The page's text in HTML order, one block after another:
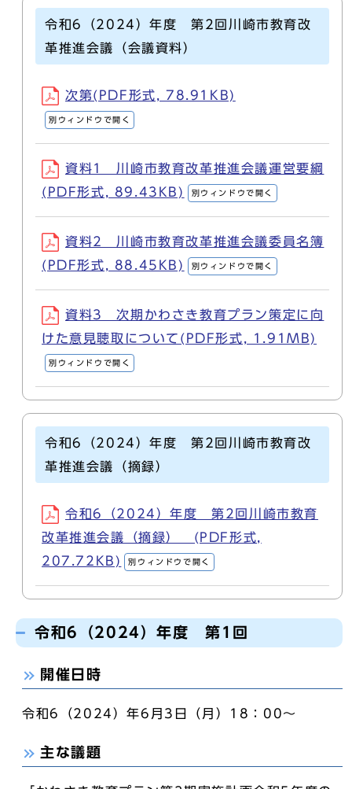
令和6（2024）年度 第2回川崎市教育改
革推進会議（会議資料）
次第(PDF形式, 78.91KB)
別ウィンドウで開く
資料1 川崎市教育改革推進会議運営要綱
(PDF形式, 89.43KB)
別ウィンドウで開く
資料2 川崎市教育改革推進会議委員名簿
(PDF形式, 88.45KB)
別ウィンドウで開く
資料3 次期かわさき教育プラン策定に向
けた意見聴取について(PDF形式, 1.91MB)
別ウィンドウで開く
令和6（2024）年度 第2回川崎市教育改
革推進会議（摘録）
令和6（2024）年度 第2回川崎市教育
改革推進会議（摘録） (PDF形式,
207.72KB)
別ウィンドウで開く
令和6（2024）年度 第1回
開催日時
令和6（2024）年6月3日（月）18：00～
主な議題